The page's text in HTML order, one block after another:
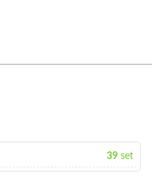
39 set